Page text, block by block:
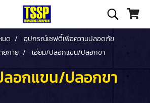
มด
อุปกรณ์เซฟตี้เพื่อความปลอดภัย
กาย
เอี่ยม/ปลอกแขน/ปลอกขา
ลอกแขน/ปลอกขา